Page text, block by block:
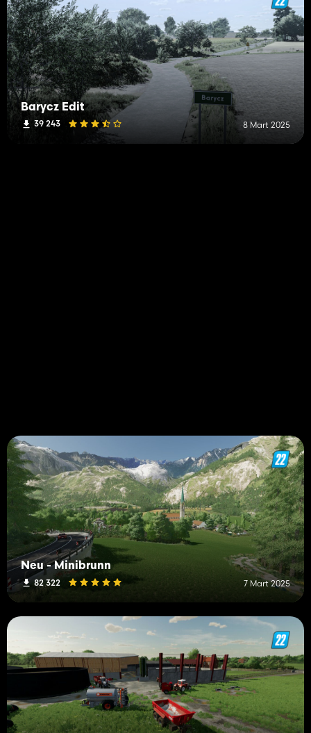
Barycz Edit
39 243 8 Mart 2025
Neu - Minibrunn
82 322 7 Mart 2025